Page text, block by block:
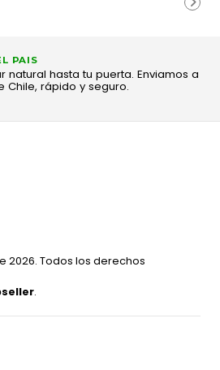
PAIS
natural hasta tu puerta. Enviamos a
Chile, rápido y seguro.
2026. Todos los derechos
.